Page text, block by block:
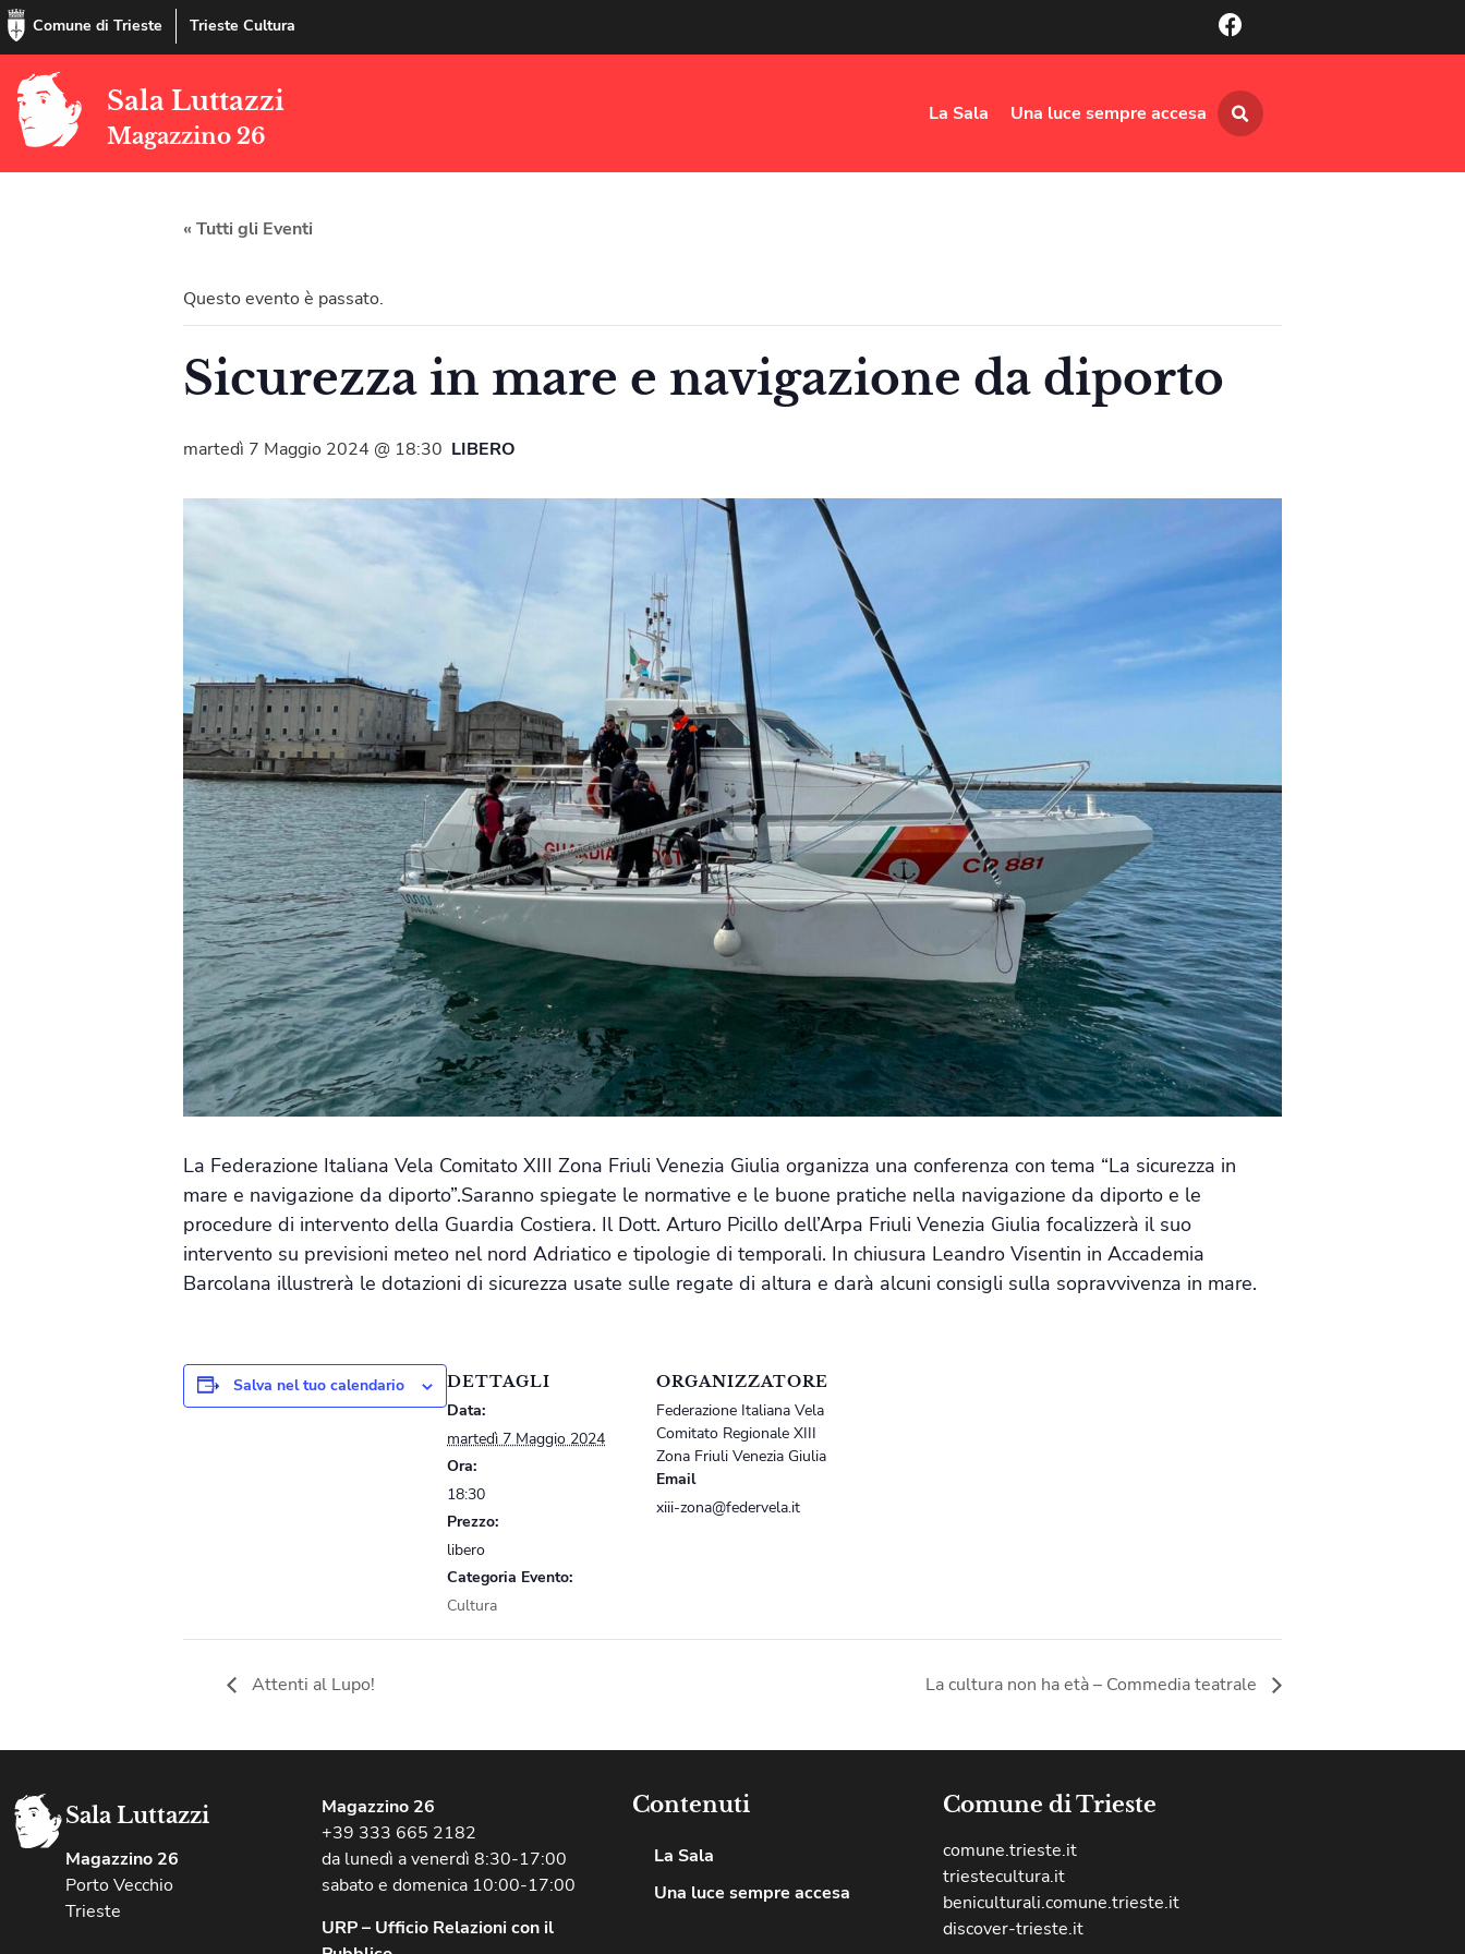
Comune di Trieste Trieste Cultura
Sala Luttazzi
Magazzino 26
La Sala Una luce sempre accesa
« Tutti gli Eventi
Questo evento è passato.
Sicurezza in mare e navigazione da diporto
martedì 7 Maggio 2024 @ 18:30 LIBERO
La Federazione Italiana Vela Comitato XIII Zona Friuli Venezia Giulia organizza una conferenza con tema “La sicurezza in
mare e navigazione da diporto”.Saranno spiegate le normative e le buone pratiche nella navigazione da diporto e le
procedure di intervento della Guardia Costiera. Il Dott. Arturo Picillo dell’Arpa Friuli Venezia Giulia focalizzerà il suo
intervento su previsioni meteo nel nord Adriatico e tipologie di temporali. In chiusura Leandro Visentin in Accademia
Barcolana illustrerà le dotazioni di sicurezza usate sulle regate di altura e darà alcuni consigli sulla sopravvivenza in mare.
Salva nel tuo calendario DETTAGLI
Data:
martedì 7 Maggio 2024
Ora:
18:30
Prezzo:
libero
Categoria Evento:
Cultura
ORGANIZZATORE
Federazione Italiana Vela
Comitato Regionale XIII
Zona Friuli Venezia Giulia
Email
xiii-zona@federvela.it
Attenti al Lupo! La cultura non ha età – Commedia teatrale
Sala Luttazzi
Magazzino 26
Porto Vecchio
Trieste
Magazzino 26
+39 333 665 2182
da lunedì a venerdì 8:30-17:00
sabato e domenica 10:00-17:00
URP – Ufficio Relazioni con il
Contenuti
La Sala
Una luce sempre accesa
Comune di Trieste
comune.trieste.it
triestecultura.it
beniculturali.comune.trieste.it
discover-trieste.it